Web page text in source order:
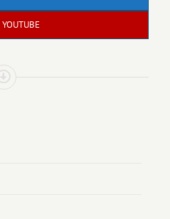
YOUTUBE